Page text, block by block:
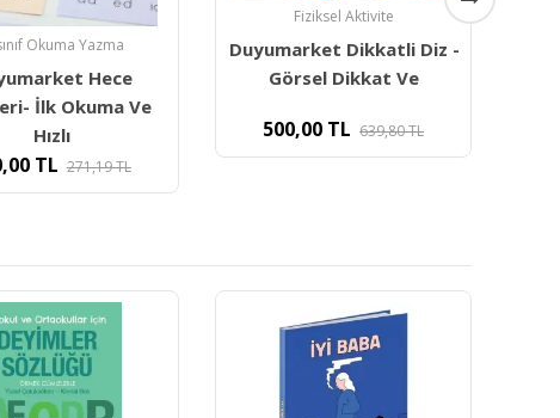
Fiziksel Aktivite
Dikkatli Diz -
Dikkat Ve
TL 639,80
1. sınıf Okuma Yazma
Duyumarket Harf
Karıştırma Kitabı-
280,00TL 510,00TL